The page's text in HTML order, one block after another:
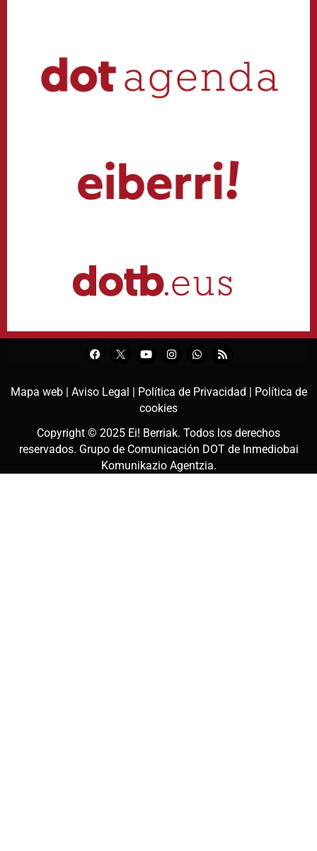
Mapa web | Aviso Legal | Política de Privacidad | Política de
cookies
Copyright © 2025 Ei! Berriak. Todos los derechos
reservados. Grupo de Comunicación DOT de Inmediobai
Komunikazio Agentzia.